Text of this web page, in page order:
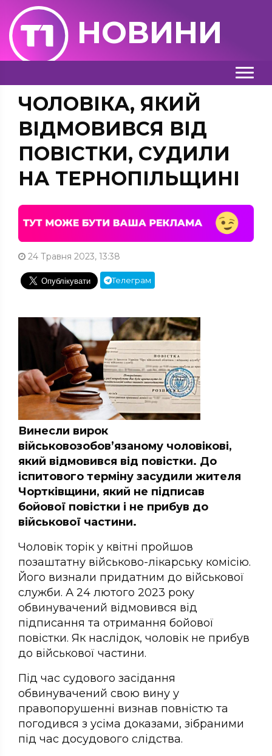
НОВИНИ
ЧОЛОВІКА, ЯКИЙ
ВІДМОВИВСЯ ВІД
ПОВІСТКИ, СУДИЛИ
НА ТЕРНОПІЛЬЩИНІ
24 Травня 2023, 13:38
Телеграм
Винесли вирок
військовозобов’язаному чоловікові,
який відмовився від повістки. До
іспитового терміну засудили жителя
Чортківщини, який не підписав
бойової повістки і не прибув до
військової частини.
Чоловік торік у квітні пройшов
позаштатну військово-лікарську комісію.
Його визнали придатним до військової
служби. А 24 лютого 2023 року
обвинувачений відмовився від
підписання та отримання бойової
повістки. Як наслідок, чоловік не прибув
до військової частини.
Під час судового засідання
обвинувачений свою вину у
правопорушенні визнав повністю та
погодився з усіма доказами, зібраними
під час досудового слідства.